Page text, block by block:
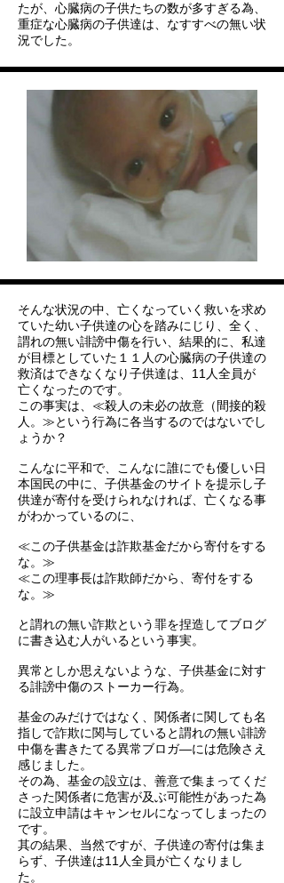
たが、心臓病の子供たちの数が多すぎる為、
重症な心臓病の子供達は、なすすべの無い状
況でした。
そんな状況の中、亡くなっていく救いを求め
ていた幼い子供達の心を踏みにじり、全く、
謂れの無い誹謗中傷を行い、結果的に、私達
が目標としていた１１人の心臓病の子供達の
救済はできなくなり子供達は、11人全員が
亡くなったのです。
この事実は、≪殺人の未必の故意（間接的殺
人。≫という行為に各当するのではないでし
ょうか？
こんなに平和で、こんなに誰にでも優しい日
本国民の中に、子供基金のサイトを提示し子
供達が寄付を受けられなければ、亡くなる事
がわかっているのに、
≪この子供基金は詐欺基金だから寄付をする
な。≫
≪この理事長は詐欺師だから、寄付をする
な。≫
と謂れの無い詐欺という罪を捏造してブログ
に書き込む人がいるという事実。
異常としか思えないような、子供基金に対す
る誹謗中傷のストーカー行為。
基金のみだけではなく、関係者に関しても名
指しで詐欺に関与していると謂れの無い誹謗
中傷を書きたてる異常ブロガ―には危険さえ
感じました。
その為、基金の設立は、善意で集まってくだ
さった関係者に危害が及ぶ可能性があった為
に設立申請はキャンセルになってしまったの
です。
其の結果、当然ですが、子供達の寄付は集ま
らず、子供達は11人全員が亡くなりまし
た。